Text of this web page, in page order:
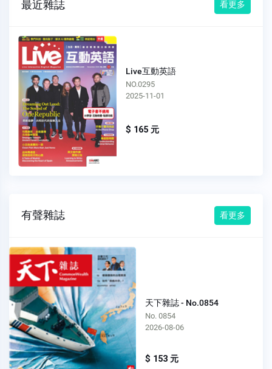
最近雜誌 看更多
Live互動英語
NO.0295
2025-11-01
$ 165 元
有聲雜誌 看更多
天下雜誌 - No.0854
No. 0854
2026-08-06
$ 153 元